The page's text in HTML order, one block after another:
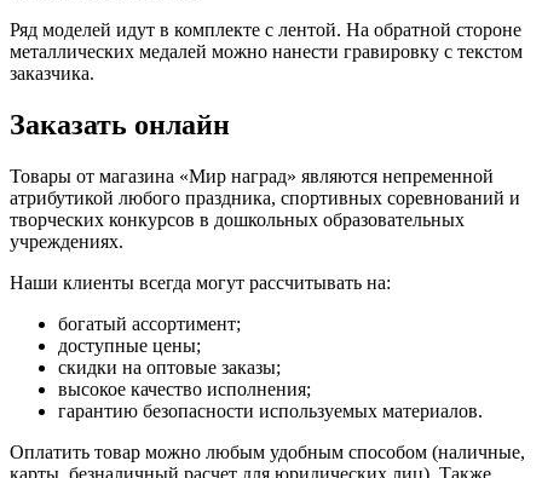
Ряд моделей идут в комплекте с лентой. На обратной стороне
металлических медалей можно нанести гравировку с текстом
заказчика.
Заказать онлайн
Товары от магазина «Мир наград» являются непременной
атрибутикой любого праздника, спортивных соревнований и
творческих конкурсов в дошкольных образовательных
учреждениях.
Наши клиенты всегда могут рассчитывать на:
богатый ассортимент;
доступные цены;
скидки на оптовые заказы;
высокое качество исполнения;
гарантию безопасности используемых материалов.
Оплатить товар можно любым удобным способом (наличные,
карты, безналичный расчет для юридических лиц). Также